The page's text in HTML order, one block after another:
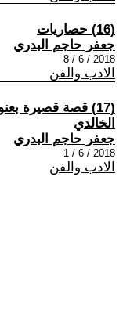
(16) حصاريات
جعفر حاجم البدري
2018 / 6 / 8
الادب والفن
(17) قصة قصيرة
الخالدي
جعفر حاجم البدري
2018 / 6 / 1
الادب والفن